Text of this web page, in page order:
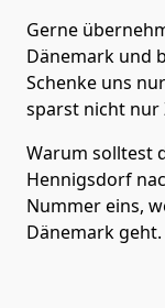
Gerne
Dänemark und
Schenke uns nur
sparst nicht nur
Warum solltest
Hennigsdorf
Nummer eins,
Dänemark geht.